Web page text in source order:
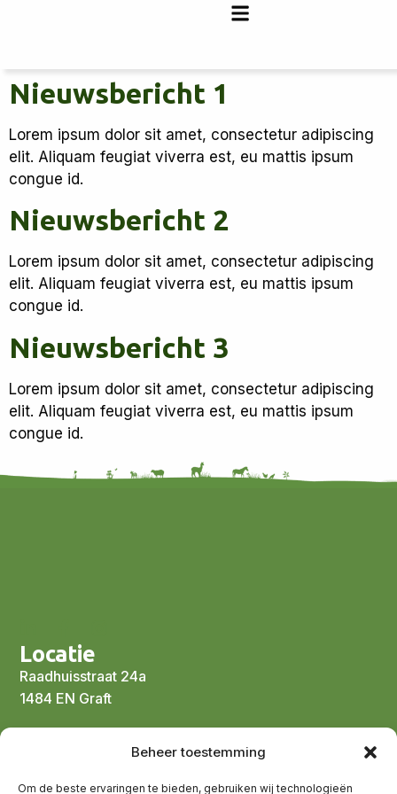
Beheer toestemming
Om de beste ervaringen te bieden, gebruiken wij technologieën
Nieuwsbericht 1
Lorem ipsum dolor sit amet, consectetur adipiscing
elit. Aliquam feugiat viverra est, eu mattis ipsum
congue id.
Nieuwsbericht 2
Lorem ipsum dolor sit amet, consectetur adipiscing
elit. Aliquam feugiat viverra est, eu mattis ipsum
congue id.
Nieuwsbericht 3
Lorem ipsum dolor sit amet, consectetur adipiscing
elit. Aliquam feugiat viverra est, eu mattis ipsum
congue id.
Locatie
Raadhuisstraat 24a
1484 EN Graft
Bereik ons